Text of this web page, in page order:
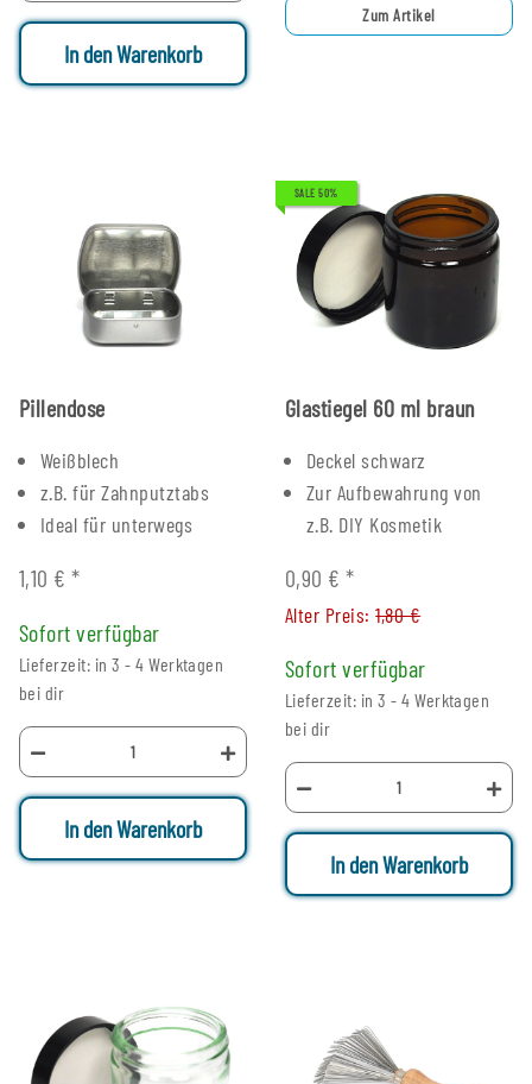
In den Warenkorb
Zum Artikel
Pillendose
Weißblech
z.B. für Zahnputztabs
Ideal für unterwegs
1,10 €*
Sofort verfügbar
Lieferzeit: in 3 - 4 Werktagen
bei dir
In den Warenkorb
SALE 50%
Glastiegel 60 ml braun
Deckel schwarz
Zur Aufbewahrung von
z.B. DIY Kosmetik
0,90 €*
Alter Preis:1,80 €
Sofort verfügbar
Lieferzeit: in 3 - 4 Werktagen
bei dir
In den Warenkorb